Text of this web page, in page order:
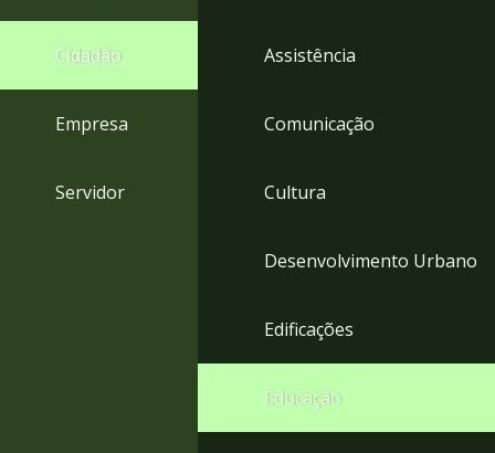
rodapé
Cidadão
Empresa
Servidor
Assistência
Comunicação
Cultura
Desenvolvimento Urbano
Edificações
Educação